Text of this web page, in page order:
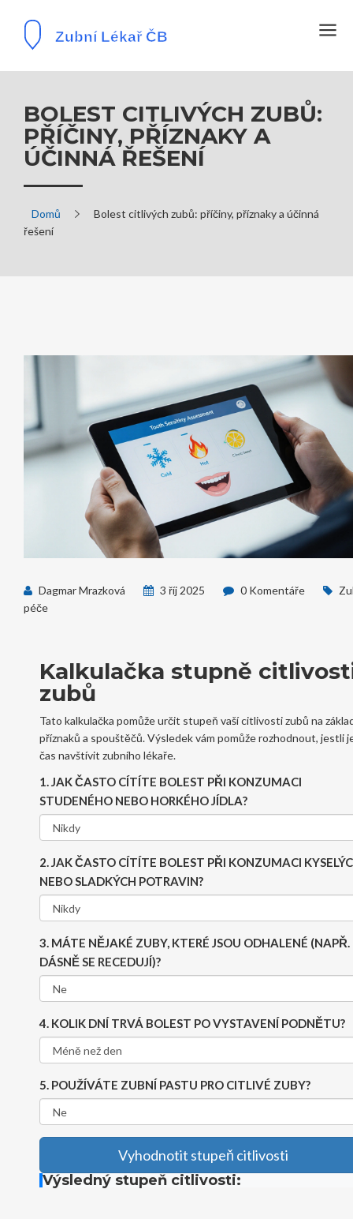
BOLEST CITLIVÝCH ZUBŮ:
PŘÍČINY, PŘÍZNAKY A
ÚČINNÁ ŘEŠENÍ
Domů
Bolest citlivých zubů: příčiny, příznaky a účinná
řešení
Dagmar Mrazková 3 říj 2025 0 Komentáře
péče
Kalkulačka stupně
zubů
Tato kalkulačka pomůže určit stupeň vaší citlivosti zubů na
příznaků a spouštěčů. Výsledek vám pomůže rozhodnout, jestli
čas navštívit zubního lékaře.
1. JAK ČASTO CÍTÍTE BOLEST PŘI KONZUMACI
STUDENÉHO NEBO HORKÉHO JÍDLA?
2. JAK ČASTO CÍTÍTE BOLEST PŘI KONZUMACI
NEBO SLADKÝCH POTRAVIN?
3. MÁTE NĚJAKÉ ZUBY, KTERÉ JSOU ODHALENÉ (NAPŘ.
DÁSNĚ SE RECEDUJÍ)?
4. KOLIK DNÍ TRVÁ BOLEST PO VYSTAVENÍ PODNĚTU?
5. POUŽÍVÁTE ZUBNÍ PASTU PRO CITLIVÉ ZUBY?
Vyhodnotit stupeň citlivosti
Výsledný stupeň citlivosti: